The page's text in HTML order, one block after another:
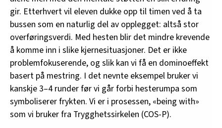
gir. Etterhvert vil eleven dukke opp til timen ved å ta
bussen som en naturlig del av opplegget: altså stor
overføringsverdi. Med hesten blir det mindre krevende
å komme inn i slike kjernesituasjoner. Det er ikke
problemfokuserende, og slik kan vi få en dominoeffekt
basert på mestring. I det nevnte eksempel bruker vi
kanskje 3–4 runder før vi går forbi hesterumpa som
symboliserer frykten. Vi er i prosessen, «being with»
som vi bruker fra Trygghetssirkelen (COS-P).